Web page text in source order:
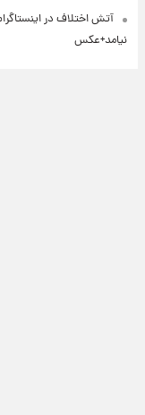
آتش اختلاف در
نیامد+عکس